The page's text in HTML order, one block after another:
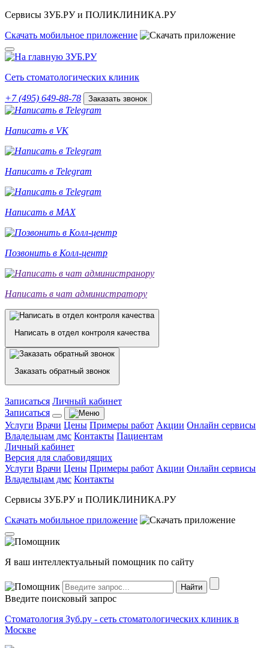
Сервисы ЗУБ.РУ и ПОЛИКЛИНИКА.РУ
Скачать мобильное приложение
Сеть стоматологических клиник
+7 (495) 649-88-78 Заказать звонок
Написать в VK
Написать в Telegram
Написать в MAX
Позвонить в Колл-центр
Написать в чат администратору
Написать в отдел контроля качества
Заказать обратный звонок
Записаться Личный кабинет
Записаться
Услуги Врачи Цены Примеры работ Акции Онлайн сервисы
Владельцам дмс Контакты Пациентам
Личный кабинет
Версия для слабовидящих
Услуги Врачи Цены Примеры работ Акции Онлайн сервисы
Владельцам дмс Контакты
Сервисы ЗУБ.РУ и ПОЛИКЛИНИКА.РУ
Скачать мобильное приложение
Я ваш интеллектуальный помощник по сайту
Введите поисковый запрос
Стоматология Зуб.ру - сеть стоматологических клиник в
Москве